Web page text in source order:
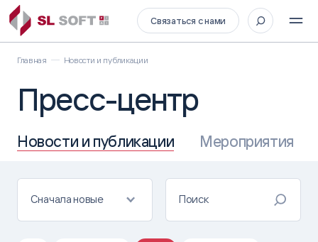
Связаться с нами
Главная Новости и публикации
Пресс-центр
Новости и публикации Мероприятия
Сначала новые